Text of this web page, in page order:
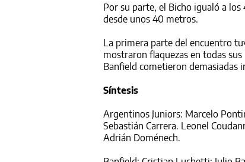
Por su parte, el Bicho igualó a
desde unos 40 metros.
La primera parte del encuentro
mostraron flaquezas en todas
Banfield cometieron demasiadas
Síntesis
Argentinos Juniors: Marcelo
Sebastián Carrera. Leonel
Adrián Doménech.